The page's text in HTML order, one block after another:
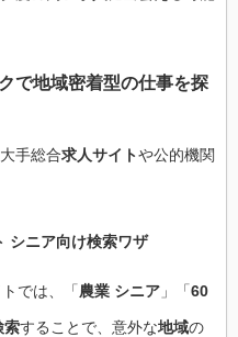
で地域密着型の仕事を探
手総合求人サイトや公的機関
シニア向け検索ワザ
では、「農業 シニア 」「60
索することで、意外な地域の